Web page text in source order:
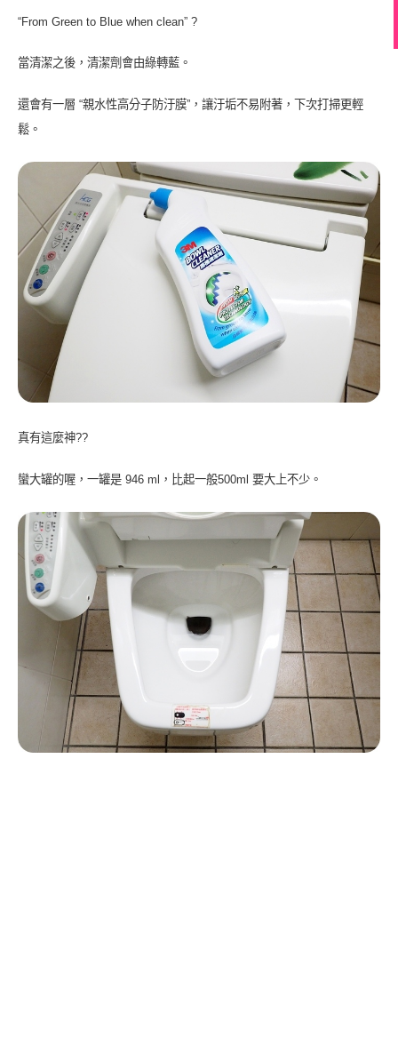
“From Green to Blue when clean” ?
當清潔之後，清潔劑會由綠轉藍。
還會有一層 “親水性高分子防汙膜”，讓汙垢不易附著，下次打掃更輕
鬆。
真有這麼神??
蠻大罐的喔，一罐是 946 ml，比起一般500ml 要大上不少。